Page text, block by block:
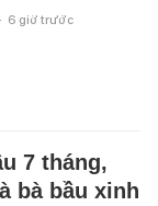
6 giờ trước
7 tháng,
bà bầu xinh